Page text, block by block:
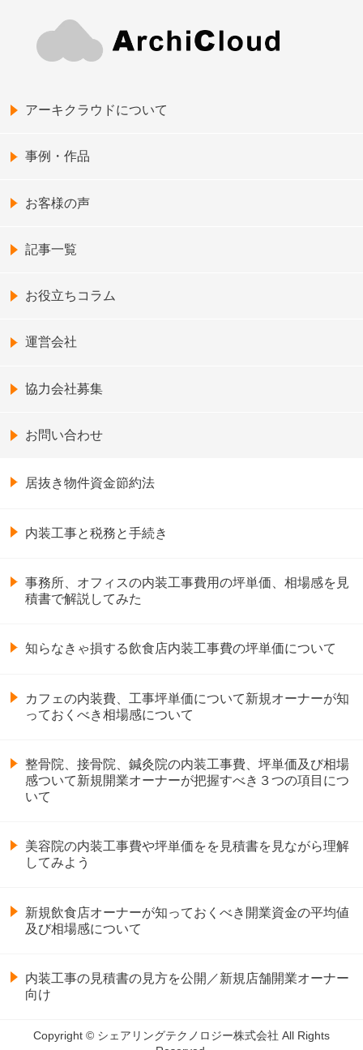
アーキクラウドについて
事例・作品
お客様の声
記事一覧
お役立ちコラム
運営会社
協力会社募集
お問い合わせ
居抜き物件資金節約法
内装工事と税務と手続き
事務所、オフィスの内装工事費用の坪単価、相場感を見
積書で解説してみた
知らなきゃ損する飲食店内装工事費の坪単価について
カフェの内装費、工事坪単価について新規オーナーが知
っておくべき相場感について
整骨院、接骨院、鍼灸院の内装工事費、坪単価及び相場
感ついて新規開業オーナーが把握すべき３つの項目につ
いて
美容院の内装工事費や坪単価をを見積書を見ながら理解
してみよう
新規飲食店オーナーが知っておくべき開業資金の平均値
及び相場感について
内装工事の見積書の見方を公開／新規店舗開業オーナー
向け
Copyright © シェアリングテクノロジー株式会社 All Rights